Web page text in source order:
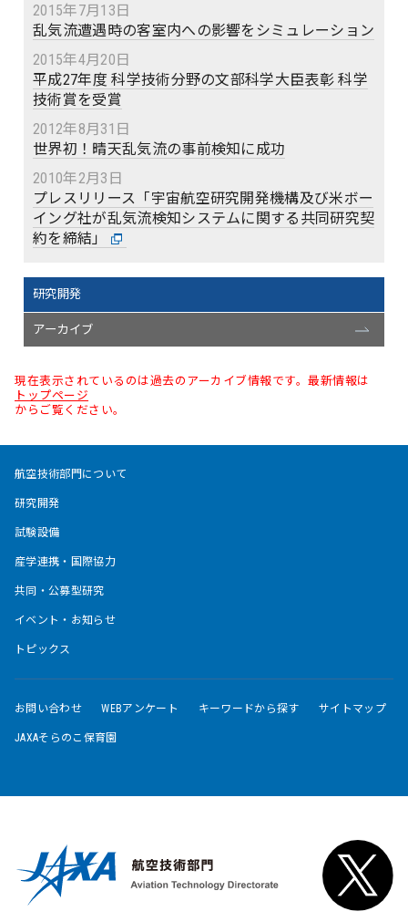
2015年7月13日
乱気流遭遇時の客室内への影響をシミュレーション
2015年4月20日
平成27年度 科学技術分野の文部科学大臣表彰 科学
技術賞を受賞
2012年8月31日
世界初！晴天乱気流の事前検知に成功
2010年2月3日
プレスリリース「宇宙航空研究開発機構及び米ボー
イング社が乱気流検知システムに関する共同研究契
約を締結」
研究開発
アーカイブ
現在表示されているのは過去のアーカイブ情報です。最新情報は
トップページ
からご覧ください。
航空技術部門について
研究開発
試験設備
産学連携・国際協力
共同・公募型研究
イベント・お知らせ
トピックス
お問い合わせ WEBアンケート キーワードから探す サイトマップ
JAXAそらのこ保育園